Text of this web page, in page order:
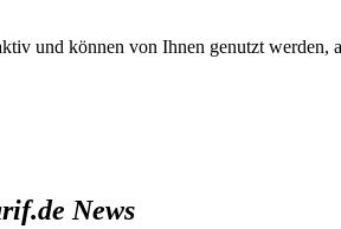
und können von Ihnen genutzt
News